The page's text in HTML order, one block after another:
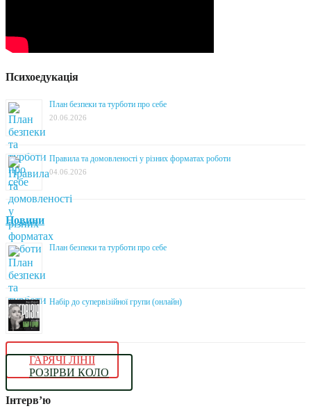
Психоедукація
План безпеки та турботи про себе
20.06.2026
Правила та домовленості у різних форматах роботи
04.06.2026
Новини
План безпеки та турботи про себе
Набір до супервізійної групи (онлайн)
ГАРЯЧІ ЛІНІЇ
РОЗІРВИ КОЛО
Інтерв’ю